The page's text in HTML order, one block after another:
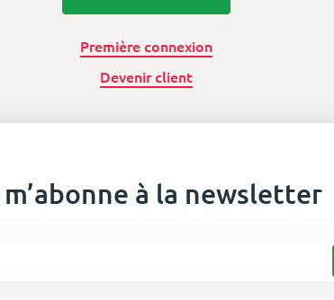
Première connexion
Devenir client
à la newsletter